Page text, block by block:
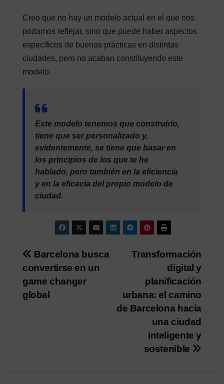
Creo que no hay un modelo actual en el que nos
podamos reflejar, sino que puede haber aspectos
específicos de buenas prácticas en distintas
ciudades, pero no acaban constituyendo este
modelo.
Este modelo tenemos que construirlo,
tiene que ser personalizado y,
evidentemente, se tiene que basar en
los principios de los que te he
hablado, pero también en la eficiencia
y en la eficacia del propio modelo de
ciudad.
Post
navigation
Transformación
digital y
planificación
urbana: el camino
de Barcelona hacia
una ciudad
inteligente y
sostenible
Barcelona busca
convertirse en un
game changer
global